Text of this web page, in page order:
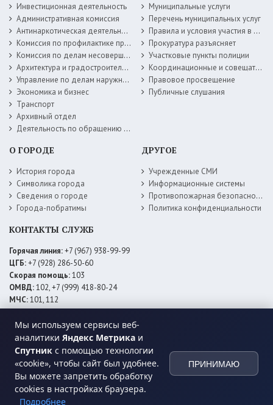
Мы используем сервисы веб-
аналитики Яндекс Метрика и
Спутник с помощью технологии
«cookie», чтобы сайт был удобнее.
Вы можете запретить обработку
cookies в настройках браузера.
Подробнее
ПРИНИМАЮ
Инвестиционная деятельность
Административная комиссия
Антинаркотическая деятельность
Комиссия по профилактике правонарушений
Комиссия по делам несовершеннолетних
Архитектура и градостроительство
Управление по делам наружной рекламы
Экономика и бизнес
Транспорт
Архивный отдел
Деятельность по обращению с животными без владельцев
Муниципальные услуги
Перечень муниципальных услуг
Правила и условия участия в жилищных программах
Прокуратура разъясняет
Участковые пункты полиции
Координационные и совещательные органы
Правовое просвещение
Публичные слушания
О ГОРОДЕ
История города
Символика города
Сведения о городе
Города-побратимы
ДРУГОЕ
Учрежденные СМИ
Информационные системы
Противопожарная безопасность
Политика конфиденциальности
КОНТАКТЫ СЛУЖБ
Горячая линия:+7 (967) 938-99-99
ЦГБ:+7 (928) 286-50-60
Скорая помощь:103
ОМВД:102, +7 (999) 418-80-24
МЧС:101, 112
ЕДДС:+7 (928) 576-09-83
Электросети:+7 (800) 220-02-20
Даггаз:+7 (928) 980-64-04
Горводоснаб: +7 (928) 559-59-74
Теплоснаб: +7 (928) 873-27-09
МФЦ:+7 (938) 777-82-44